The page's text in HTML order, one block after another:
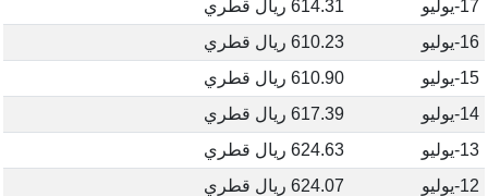
17-يوليو
614.31 ريال قطري
16-يوليو
610.23 ريال قطري
15-يوليو
610.90 ريال قطري
14-يوليو
617.39 ريال قطري
13-يوليو
624.63 ريال قطري
12-يوليو
624.07 ريال قطري